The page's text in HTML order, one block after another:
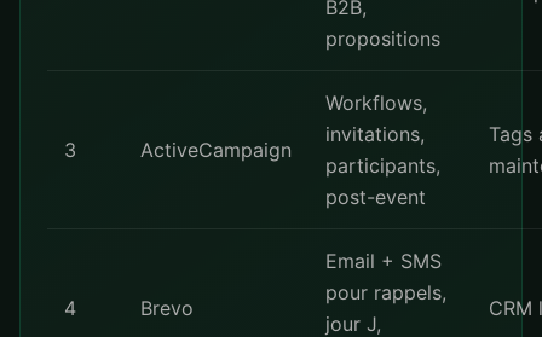
B2B,
propositions
3 ActiveCampaign
Workflows,
invitations,
participants,
post-event
Tags
4 Brevo
Email + SMS
pour rappels,
jour J,
CRM